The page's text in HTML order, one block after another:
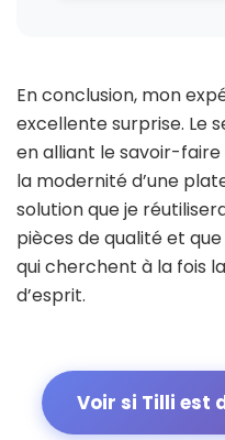
En conclusion, mon
excellente surprise. Le
en alliant le savoir-
la modernité d’une
solution que je
pièces de qualité et
qui cherchent à la fois
d’esprit.
Voir si Tilli est